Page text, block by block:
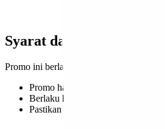
Syarat dan Ketentuan
Promo ini berlaku dengan syarat dan
Promo hanya berlaku untuk rute
Berlaku hingga tanggal tertentu
Pastikan berat dan dimensi barang